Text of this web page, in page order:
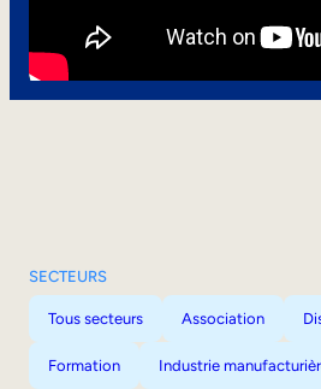
SECTEURS
Tous secteurs Association
Formation Industrie